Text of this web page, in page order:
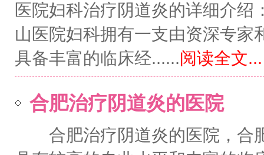
医院妇科治疗阴道炎的详细
山医院妇科拥有一支由资深专家
具备丰富的临床经......阅读全文...
合肥治疗阴道炎的医院
合肥治疗阴道炎的医院，合